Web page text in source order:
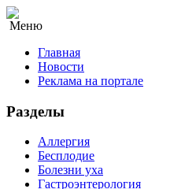
Меню
Главная
Новости
Реклама на портале
Разделы
Аллергия
Бесплодие
Болезни уха
Гастроэнтерология